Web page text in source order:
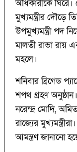
অধিকারীকে
মুখ্যমন্ত্রীর দৌড়ে
উপমুখ্যমন্ত্রী পদ
মালতী রাভা রায়
মহলে।
শনিবার ব্রিগেড
শপথ গ্রহণ অনুষ্ঠান।
নরেন্দ্র মোদি,
রাজ্যের
আমন্ত্রণ জানানো